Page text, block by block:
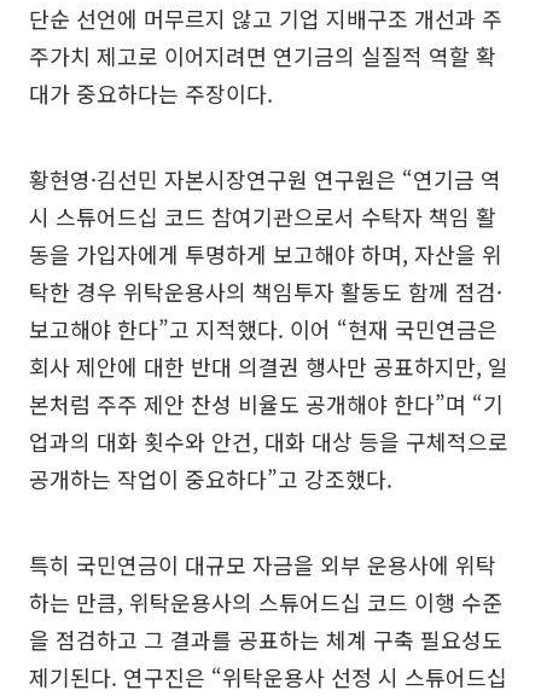
단순 선언에 머무르지 않고 기업 지배구조 개선과 주
주가치 제고로 이어지려면 연기금의 실질적 역할 확
대가 중요하다는 주장이다.
황현영·김선민 자본시장연구원 연구원은 “연기금 역
시 스튜어드십 코드 참여기관으로서 수탁자 책임 활
동을 가입자에게 투명하게 보고해야 하며, 자산을 위
탁한 경우 위탁운용사의 책임투자 활동도 함께 점검·
보고해야 한다”고 지적했다. 이어 “현재 국민연금은
회사 제안에 대한 반대 의결권 행사만 공표하지만, 일
본처럼 주주 제안 찬성 비율도 공개해야 한다”며 “기
업과의 대화 횟수와 안건, 대화 대상 등을 구체적으로
공개하는 작업이 중요하다”고 강조했다.
특히 국민연금이 대규모 자금을 외부 운용사에 위탁
하는 만큼, 위탁운용사의 스튜어드십 코드 이행 수준
을 점검하고 그 결과를 공표하는 체계 구축 필요성도
제기된다. 연구진은 “위탁운용사 선정 시 스튜어드십